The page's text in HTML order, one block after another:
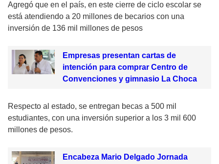
Agregó que en el país, en este cierre de ciclo escolar se
está atendiendo a 20 millones de becarios con una
inversión de 136 mil millones de pesos
Empresas presentan cartas de
intención para comprar Centro de
Convenciones y gimnasio La Choca
Respecto al estado, se entregan becas a 500 mil
estudiantes, con una inversión superior a los 3 mil 600
millones de pesos.
Encabeza Mario Delgado Jornada